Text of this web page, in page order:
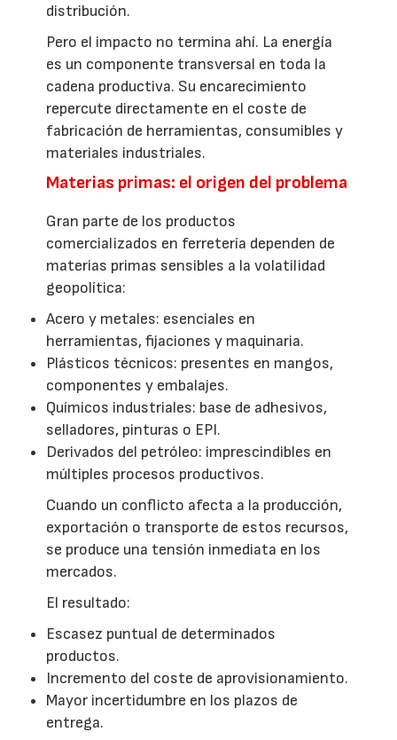
distribución.
Pero el impacto no termina ahí. La energía
es un componente transversal en toda la
cadena productiva. Su encarecimiento
repercute directamente en el coste de
fabricación de herramientas, consumibles y
materiales industriales.
Materias primas: el origen del problema
Gran parte de los productos
comercializados en ferretería dependen de
materias primas sensibles a la volatilidad
geopolítica:
Acero y metales: esenciales en
herramientas, fijaciones y maquinaria.
Plásticos técnicos: presentes en mangos,
componentes y embalajes.
Químicos industriales: base de adhesivos,
selladores, pinturas o EPI.
Derivados del petróleo: imprescindibles en
múltiples procesos productivos.
Cuando un conflicto afecta a la producción,
exportación o transporte de estos recursos,
se produce una tensión inmediata en los
mercados.
El resultado:
Escasez puntual de determinados
productos.
Incremento del coste de aprovisionamiento.
Mayor incertidumbre en los plazos de
entrega.